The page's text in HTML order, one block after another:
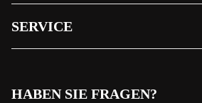
SERVICE
HABEN SIE FRAGEN?